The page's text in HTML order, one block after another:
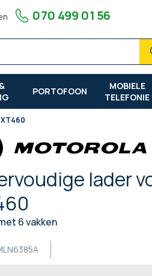
070 499 01 56
PORTOFOON
MOBIELE
TELEFONIE
lader
6 vakken